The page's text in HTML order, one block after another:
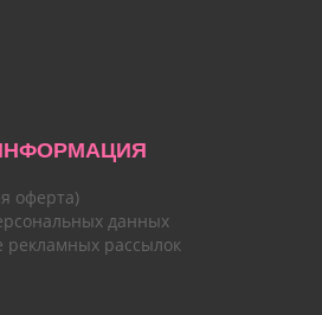
оферта)
данных
рекламных рассылок